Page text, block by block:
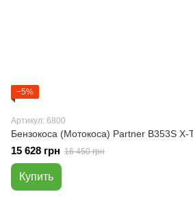
−5%
Артикул: 6800
Бензокоса (Мотокоса) Partner B353S
15 628 грн 16 450 грн
Купить